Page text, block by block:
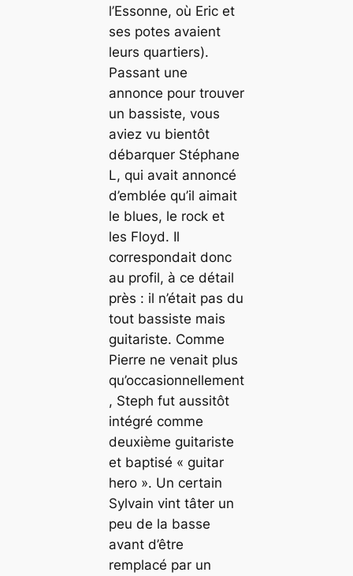
l’Essonne, où Eric et
ses potes avaient
leurs quartiers).
Passant une
annonce pour trouver
un bassiste, vous
aviez vu bientôt
débarquer Stéphane
L, qui avait annoncé
d’emblée qu’il aimait
le blues, le rocket
les Floyd. Il
correspondait donc
au profil, à ce détail
près : il n’était pas du
tout bassiste mais
guitariste. Comme
Pierre ne venait plus
qu’occasionnellement
, Steph fut aussitôt
intégré comme
deuxième guitariste
et baptisé « guitar
hero ». Un certain
Sylvain vint tâter un
peu de la basse
avant d’être
remplacé par un